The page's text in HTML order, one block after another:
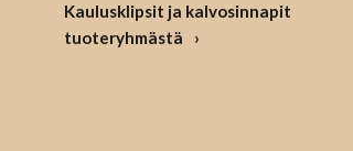
Kaulusklipsit ja kalvosinnapit
tuoteryhmästä